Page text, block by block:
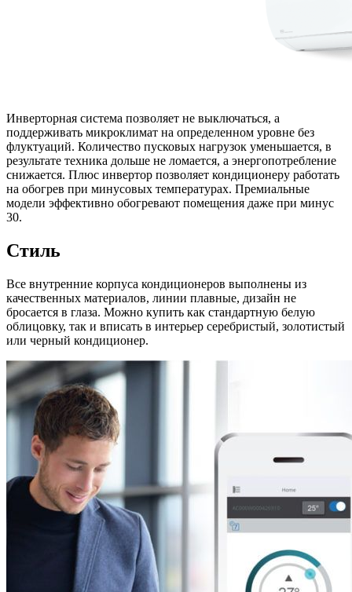
Инверторная система позволяет не выключаться, а
поддерживать микроклимат на определенном уровне без
флуктуаций. Количество пусковых нагрузок уменьшается, в
результате техника дольше не ломается, а энергопотребление
снижается. Плюс инвертор позволяет кондиционеру работать
на обогрев при минусовых температурах. Премиальные
модели эффективно обогревают помещения даже при минус
30.
Стиль
Все внутренние корпуса кондиционеров выполнены из
качественных материалов, линии плавные, дизайн не
бросается в глаза. Можно купить как стандартную белую
облицовку, так и вписать в интерьер серебристый, золотистый
или черный кондиционер.